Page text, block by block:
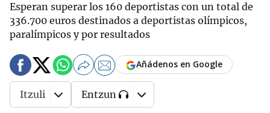
Esperan superar los 160 deportistas con un total de
336.700 euros destinados a deportistas olímpicos,
paralímpicos y por resultados
Añádenos en Google
Itzuli Entzun